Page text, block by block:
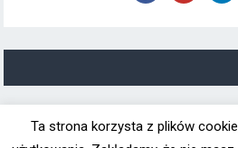
Ta strona korzysta z plików